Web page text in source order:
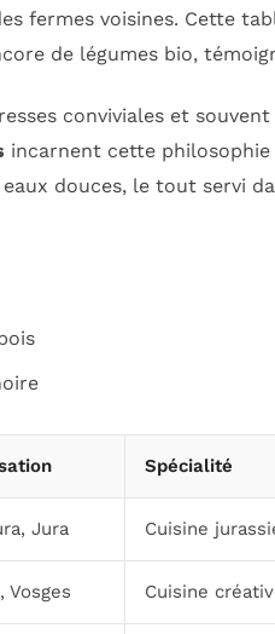
fermes voisines. Cette
de légumes bio,
conviviales et
incarnent cette
douces, le tout servi
Spécialité
Jura Cuisine
Vosges Cuisine